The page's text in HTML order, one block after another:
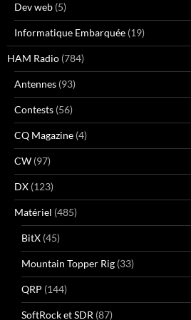
Dev web (5)
Informatique Embarquée (19)
HAM Radio (784)
Antennes (93)
Contests (56)
CQ Magazine (4)
CW (97)
DX (123)
Matériel (485)
BitX (45)
Mountain Topper Rig (33)
QRP (144)
SoftRock et SDR (87)